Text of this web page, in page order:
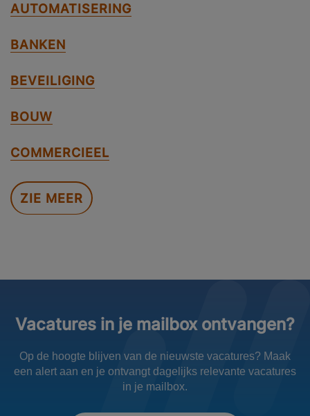
AUTOMATISERING
BANKEN
BEVEILIGING
BOUW
COMMERCIEEL
ZIE MEER
Vacatures in je mailbox ontvangen?
Op de hoogte blijven van de nieuwste vacatures? Maak
een alert aan en je ontvangt dagelijks relevante vacatures
in je mailbox.